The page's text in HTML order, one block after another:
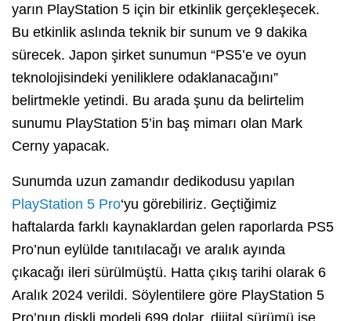
yarın PlayStation 5 için bir etkinlik gerçekleşecek.
Bu etkinlik aslında teknik bir sunum ve 9 dakika
sürecek. Japon şirket sunumun “PS5’e ve oyun
teknolojisindeki yeniliklere odaklanacağını”
belirtmekle yetindi. Bu arada şunu da belirtelim
sunumu PlayStation 5’in baş mimarı olan Mark
Cerny yapacak.
Sunumda uzun zamandır dedikodusu yapılan
PlayStation 5 Pro‘yu görebiliriz. Geçtiğimiz
haftalarda farklı kaynaklardan gelen raporlarda PS5
Pro’nun eylülde tanıtılacağı ve aralık ayında
çıkacağı ileri sürülmüştü. Hatta çıkış tarihi olarak 6
Aralık 2024 verildi. Söylentilere göre PlayStation 5
Pro’nun diskli modeli 699 dolar, dijital sürümü ise